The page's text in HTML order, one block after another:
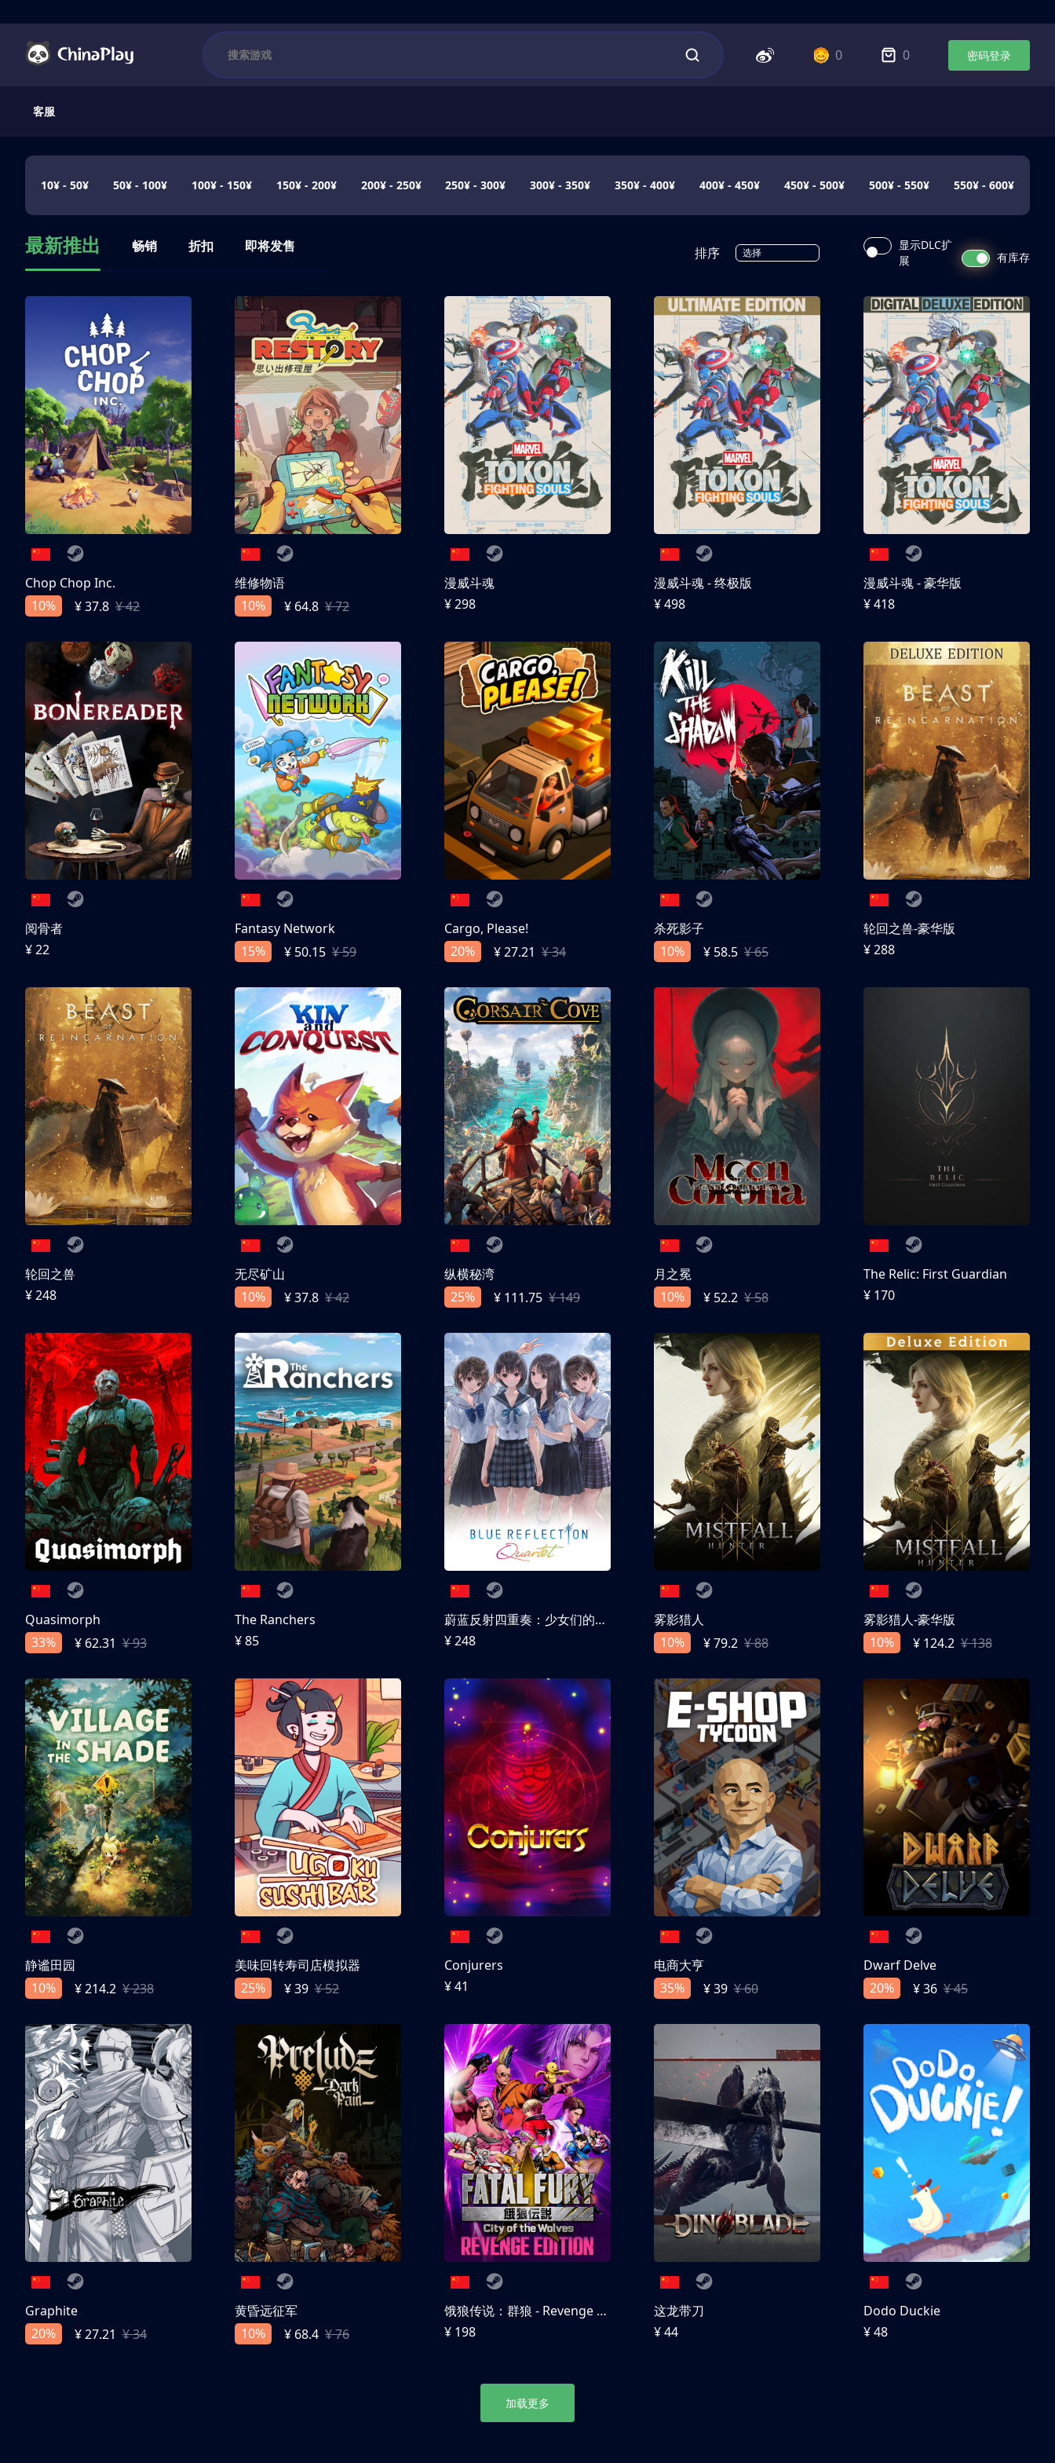
0 0 密码登录
客服
10¥ - 50¥ 50¥ - 100¥ 100¥ - 150¥ 150¥ - 200¥ 200¥ - 250¥ 250¥ - 300¥ 300¥ - 350¥ 350¥ - 400¥ 400¥ - 450¥ 450¥ - 500¥ 500¥ - 550¥ 550¥ - 600¥
最新推出 畅销 折扣 即将发售 排序 选择
显示DLC扩
展
有库存
Chop Chop Inc.
10%
¥ 37.8 ¥ 42
维修物语
10%
¥ 64.8 ¥ 72
漫威斗魂
¥ 298
漫威斗魂 - 终极版
¥ 498
漫威斗魂 - 豪华版
¥ 418
阅骨者
¥ 22
Fantasy Network
15%
¥ 50.15 ¥ 59
Cargo, Please!
20%
¥ 27.21 ¥ 34
杀死影子
10%
¥ 58.5 ¥ 65
轮回之兽-豪华版
¥ 288
轮回之兽
¥ 248
无尽矿山
10%
¥ 37.8 ¥ 42
纵横秘湾
25%
¥ 111.75 ¥ 149
月之冕
10%
¥ 52.2 ¥ 58
The Relic: First Guardian
¥ 170
Quasimorph
33%
¥ 62.31 ¥ 93
The Ranchers
¥ 85
蔚蓝反射四重奏：少女们的奇迹
¥ 248
雾影猎人
10%
¥ 79.2 ¥ 88
雾影猎人-豪华版
10%
¥ 124.2 ¥ 138
静谧田园
10%
¥ 214.2 ¥ 238
美味回转寿司店模拟器
25%
¥ 39 ¥ 52
Conjurers
¥ 41
电商大亨
35%
¥ 39 ¥ 60
Dwarf Delve
20%
¥ 36 ¥ 45
Graphite
20%
¥ 27.21 ¥ 34
黄昏远征军
10%
¥ 68.4 ¥ 76
饿狼传说：群狼 - Revenge Edition
¥ 198
这龙带刀
¥ 44
Dodo Duckie
¥ 48
加载更多